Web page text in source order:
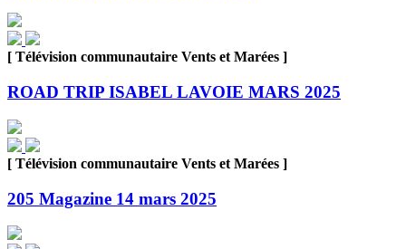
[ Télévision communautaire Vents et Marées ]
ROAD TRIP ISABEL LAVOIE MARS 2025
[ Télévision communautaire Vents et Marées ]
205 Magazine 14 mars 2025